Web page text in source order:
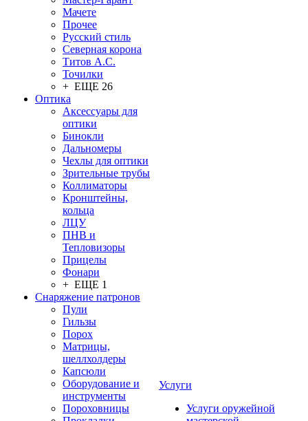
Мачете
Прочее
Русский стиль
Северная корона
Титов А.С.
Точилки
+ ЕЩЕ 26
Оптика
Аксессуары для
оптики
Бинокли
Дальномеры
Чехлы для оптики
Зрительные трубы
Коллиматоры
Кронштейны,
кольца
ЛЦУ
ПНВ и
Тепловизоры
Прицелы
Фонари
+ ЕЩЕ 1
Снаряжение патронов
Пули
Гильзы
Порох
Матрицы,
шеллхолдеры
Капсюли
Оборудование и
инструменты
Пороховницы
Услуги
Услуги оружейной